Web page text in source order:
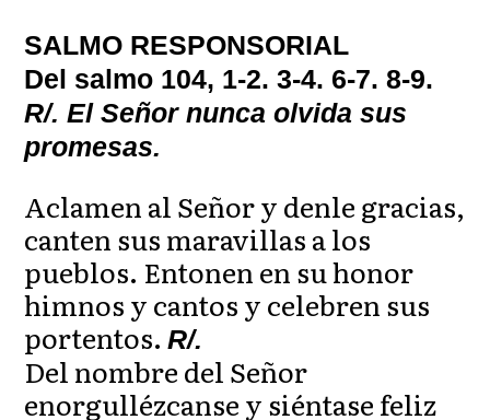
SALMO RESPONSORIAL
Del salmo 104, 1-2. 3-4. 6-7. 8-9.
R/. El Señor nunca olvida sus
promesas.
Aclamen al Señor y denle gracias,
canten sus maravillas a los
pueblos. Entonen en su honor
himnos y cantos y celebren sus
portentos.R/.
Del nombre del Señor
enorgullézcanse y siéntase feliz